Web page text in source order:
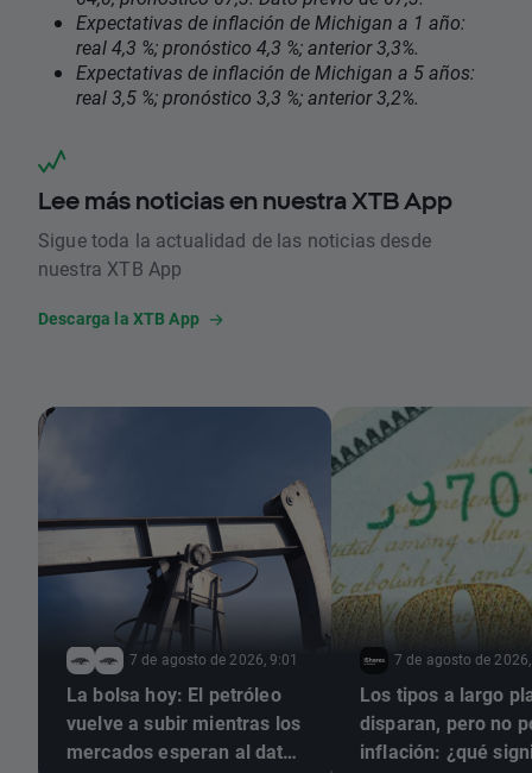
Expectativas de inflación de Michigan a 1 año:
real 4,3 %; pronóstico 4,3 %; anterior 3,3%.
Expectativas de inflación de Michigan a 5 años:
real 3,5 %; pronóstico 3,3 %; anterior 3,2%.
Lee más noticias en nuestra XTB App
Sigue toda la actualidad de las noticias desde
nuestra XTB App
Descarga la XTB App
7 de agosto de 2026, 9:01
La bolsa hoy: El petróleo
vuelve a subir mientras los
mercados esperan al dato
7 de agosto de
Los tipos a largo
disparan, pero no
inflación: ¿qué